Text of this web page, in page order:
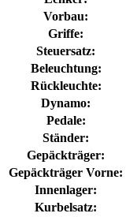
Vorbau:
Griffe:
Steuersatz:
Beleuchtung:
Rückleuchte:
Dynamo:
Pedale:
Ständer:
Gepäckträger:
Gepäckträger Vorne:
Innenlager:
Kurbelsatz: